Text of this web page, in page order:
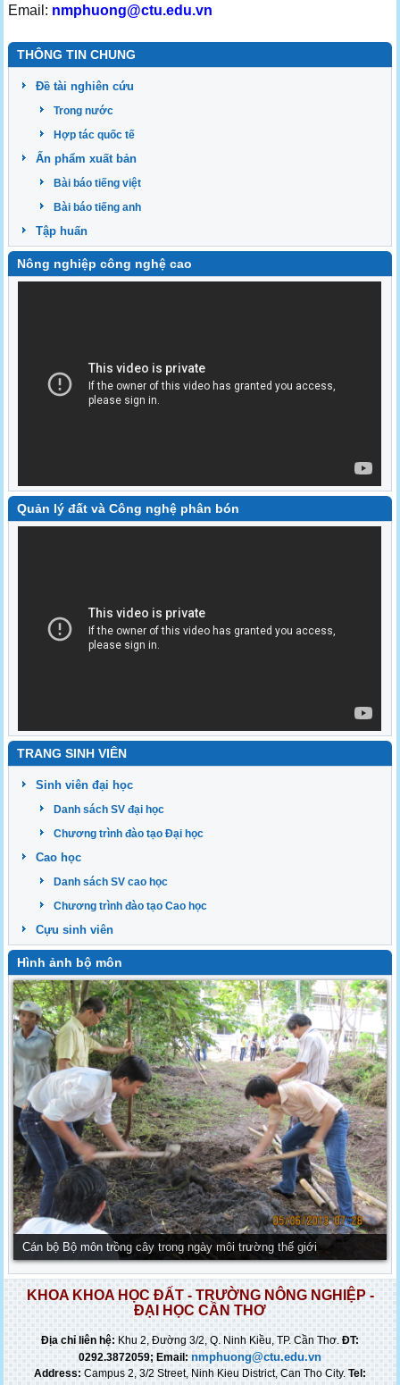
Email: nmphuong@ctu.edu.vn
THÔNG TIN CHUNG
Đề tài nghiên cứu
Trong nước
Hợp tác quốc tế
Ấn phẩm xuất bản
Bài báo tiếng việt
Bài báo tiếng anh
Tập huấn
Nông nghiệp công nghệ cao
Quản lý đất và Công nghệ phân bón
TRANG SINH VIÊN
Sinh viên đại học
Danh sách SV đại học
Chương trình đào tạo Đại học
Cao học
Danh sách SV cao học
Chương trình đào tạo Cao học
Cựu sinh viên
Hình ảnh bộ môn
Cán bộ Bộ môn trồng cây trong ngày môi trường thế giới
KHOA KHOA HỌC ĐẤT - TRƯỜNG NÔNG NGHIỆP -
ĐẠI HỌC CẦN THƠ
Địa chỉ liên hệ: Khu 2, Đường 3/2, Q. Ninh Kiều, TP. Cần Thơ. ĐT:
0292.3872059; Email: nmphuong@ctu.edu.vn
Address: Campus 2, 3/2 Street, Ninh Kieu District, Can Tho City. Tel: